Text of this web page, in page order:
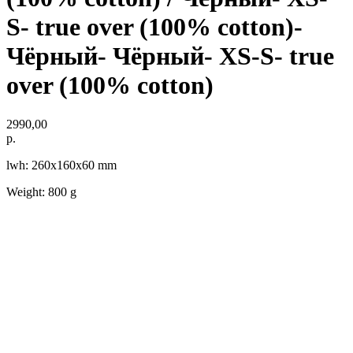
S- true over (100% cotton)-
Чёрный- Чёрный- XS-S- true
over (100% cotton)
2990,00
р.
lwh: 260x160x60 mm
Weight: 800 g